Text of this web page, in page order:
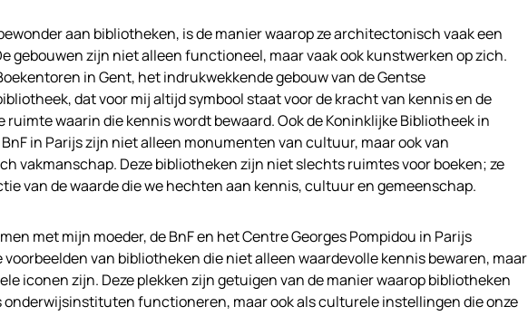
aan bibliotheken, is de manier waarop ze architectonisch vaak een
gebouwen zijn niet alleen functioneel, maar vaak ook kunstwerken op zich.
in Gent, het indrukwekkende gebouw van de Gentse
dat voor mij altijd symbool staat voor de kracht van kennis en de
ruimte waarin die kennis wordt bewaard. Ook de Koninklijke Bibliotheek in
in Parijs zijn niet alleen monumenten van cultuur, maar ook van
vakmanschap. Deze bibliotheken zijn niet slechts ruimtes voor boeken; ze
van de waarde die we hechten aan kennis, cultuur en gemeenschap.
met mijn moeder, de BnF en het Centre Georges Pompidou in Parijs
voorbeelden van bibliotheken die niet alleen waardevolle kennis bewaren, maar
iconen zijn. Deze plekken zijn getuigen van de manier waarop bibliotheken
onderwijsinstituten functioneren, maar ook als culturele instellingen die onze